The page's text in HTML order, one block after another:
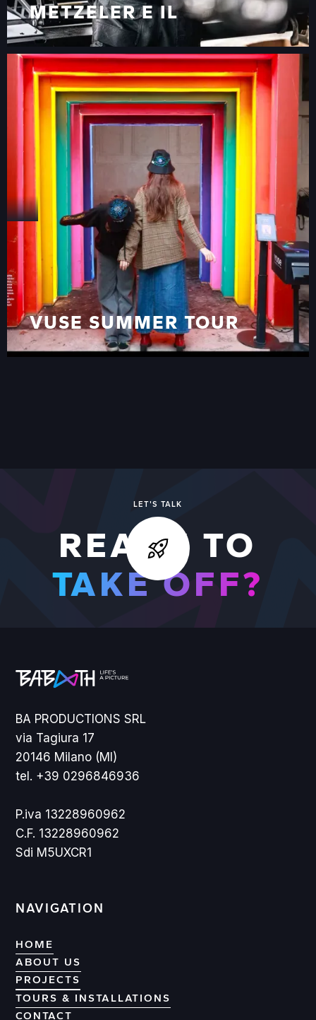
METZELER E IL
TRENDBOOTH IN
VIAGGIO PER L’EUROPA
METZELER E IL
TRENDBOOTH IN
VIAGGIO PER L’EUROPA
VUSE SUMMER TOUR
VUSE SUMMER TOUR
LET'S TALK
READY TO
TAKE OFF?
BA PRODUCTIONS SRL
via Tagiura 17
20146 Milano (MI)
tel. +39 0296846936
P.iva 13228960962
C.F. 13228960962
Sdi M5UXCR1
NAVIGATION
HOME
ABOUT US
PROJECTS
PROJECTS
TOURS & INSTALLATIONS
CONTACT